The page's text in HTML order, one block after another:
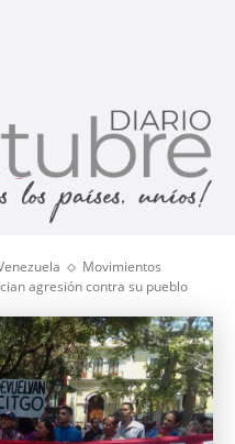
Movimientos
agresión contra su pueblo